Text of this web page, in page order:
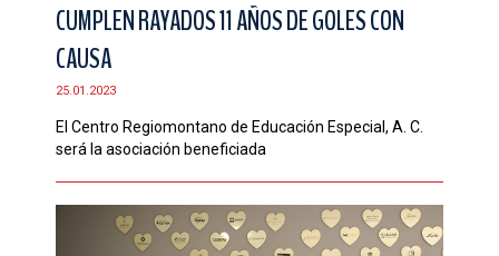
CUMPLEN RAYADOS 11 AÑOS DE GOLES CON
CAUSA
25.01.2023
El Centro Regiomontano de Educación Especial, A. C.
será la asociación beneficiada